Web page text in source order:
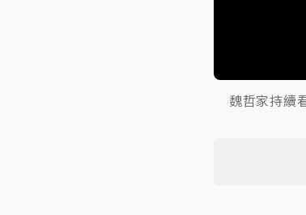
魏哲家持續